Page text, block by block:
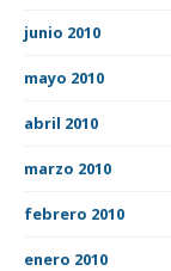
junio 2010
mayo 2010
abril 2010
marzo 2010
febrero 2010
enero 2010